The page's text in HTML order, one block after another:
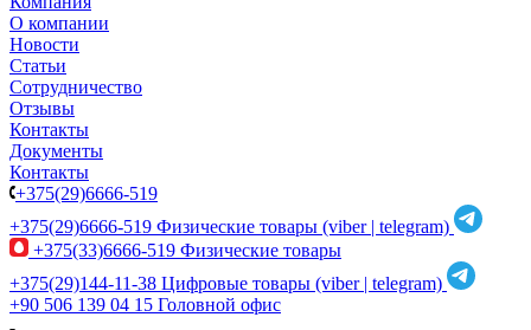
О компании
Новости
Статьи
Сотрудничество
Отзывы
Контакты
Документы
Контакты
+375(29)6666-519
+375(29)6666-519 Физические товары (viber | telegram)
+375(33)6666-519 Физические товары
+375(29)144-11-38 Цифровые товары (viber | telegram)
+90 506 139 04 15 Головной офис